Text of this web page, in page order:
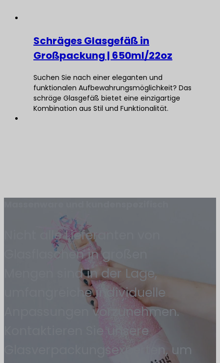
Schräges Glasgefäß in
Großpackung | 650ml/22oz
Suchen Sie nach einer eleganten und
funktionalen Aufbewahrungsmöglichkeit? Das
schräge Glasgefäß bietet eine einzigartige
Kombination aus Stil und Funktionalität.
Nicht alle Lieferanten von
Glasflaschen in großen
Mengen sind in der Lage,
umfangreiche individuelle
Anpassungen vorzunehmen.
Kontaktieren Sie unsere
Glasverpackungsexperten, um